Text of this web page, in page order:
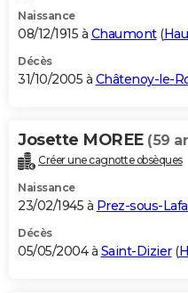
Naissance
08/12/1915 à Chaumont(
Décès
31/10/2005 à Châtenoy-le-
Josette MOREE (59
Créer une cagnotte obsèques
Naissance
23/02/1945 à Prez-sous-
Décès
05/05/2004 à Saint-Dizier(